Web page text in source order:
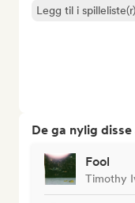
Legg til i spilleliste(r)
De ga nylig
Fool
Timothy